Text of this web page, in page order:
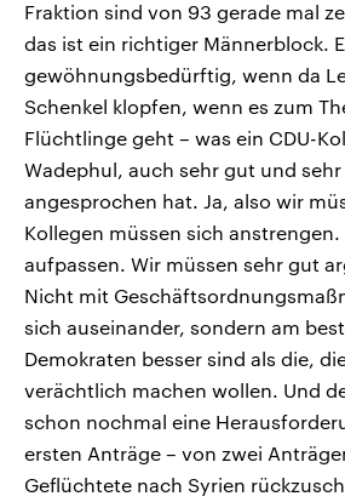
Fraktion sind von 93 gerade mal
das ist ein richtiger Männerblock.
gewöhnungsbedürftig, wenn da
Schenkel klopfen, wenn es zum
Flüchtlinge geht – was ein CDU-
Wadephul, auch sehr gut und
angesprochen hat. Ja, also wir
Kollegen müssen sich
aufpassen. Wir müssen sehr gut
Nicht mit
sich auseinander, sondern am
Demokraten besser sind als die,
verächtlich machen wollen. Und
schon nochmal eine
ersten Anträge – von zwei
Geflüchtete nach Syrien